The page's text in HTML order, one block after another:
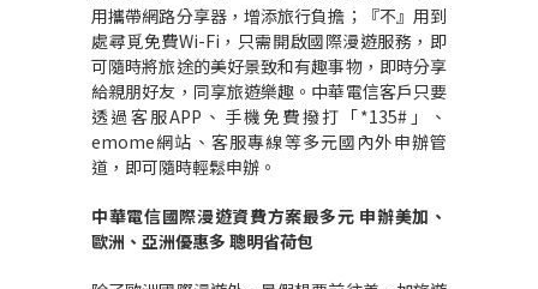
用攜帶網路分享器，增添旅行負擔；『不』用到
處尋覓免費Wi-Fi，只需開啟國際漫遊服務，即
可隨時將旅途的美好景致和有趣事物，即時分享
給親朋好友，同享旅遊樂趣。中華電信客戶只要
透過客服APP、手機免費撥打「*135#」、
emome網站、客服專線等多元國內外申辦管
道，即可隨時輕鬆申辦。
中華電信國際漫遊資費方案最多元 申辦美加、
歐洲、亞洲優惠多 聰明省荷包